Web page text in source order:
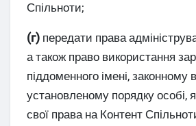
Спільноти;
(г) передати права
а також право використання
піддоменного імені, законному
установленому порядку особі,
свої права на Контент